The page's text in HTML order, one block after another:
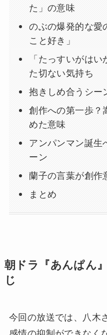
た」の意味
のぶの爆発的な愛
こと好き」
「たっすいがは
た切ない気持ち
抱きしめ合うシー
創作への第一歩？
めた意味
アンパンマン誕生
ーン
蘭子の言葉が創作
まとめ
朝ドラ『あんぱん
じ
今回の放送では、八木